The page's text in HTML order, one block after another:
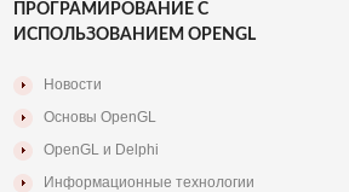
ПРОГРАМИРОВАНИЕ С
ИСПОЛЬЗОВАНИЕМ OPENGL
Новости
Основы OpenGL
OpenGL и Delphi
Информационные технологии